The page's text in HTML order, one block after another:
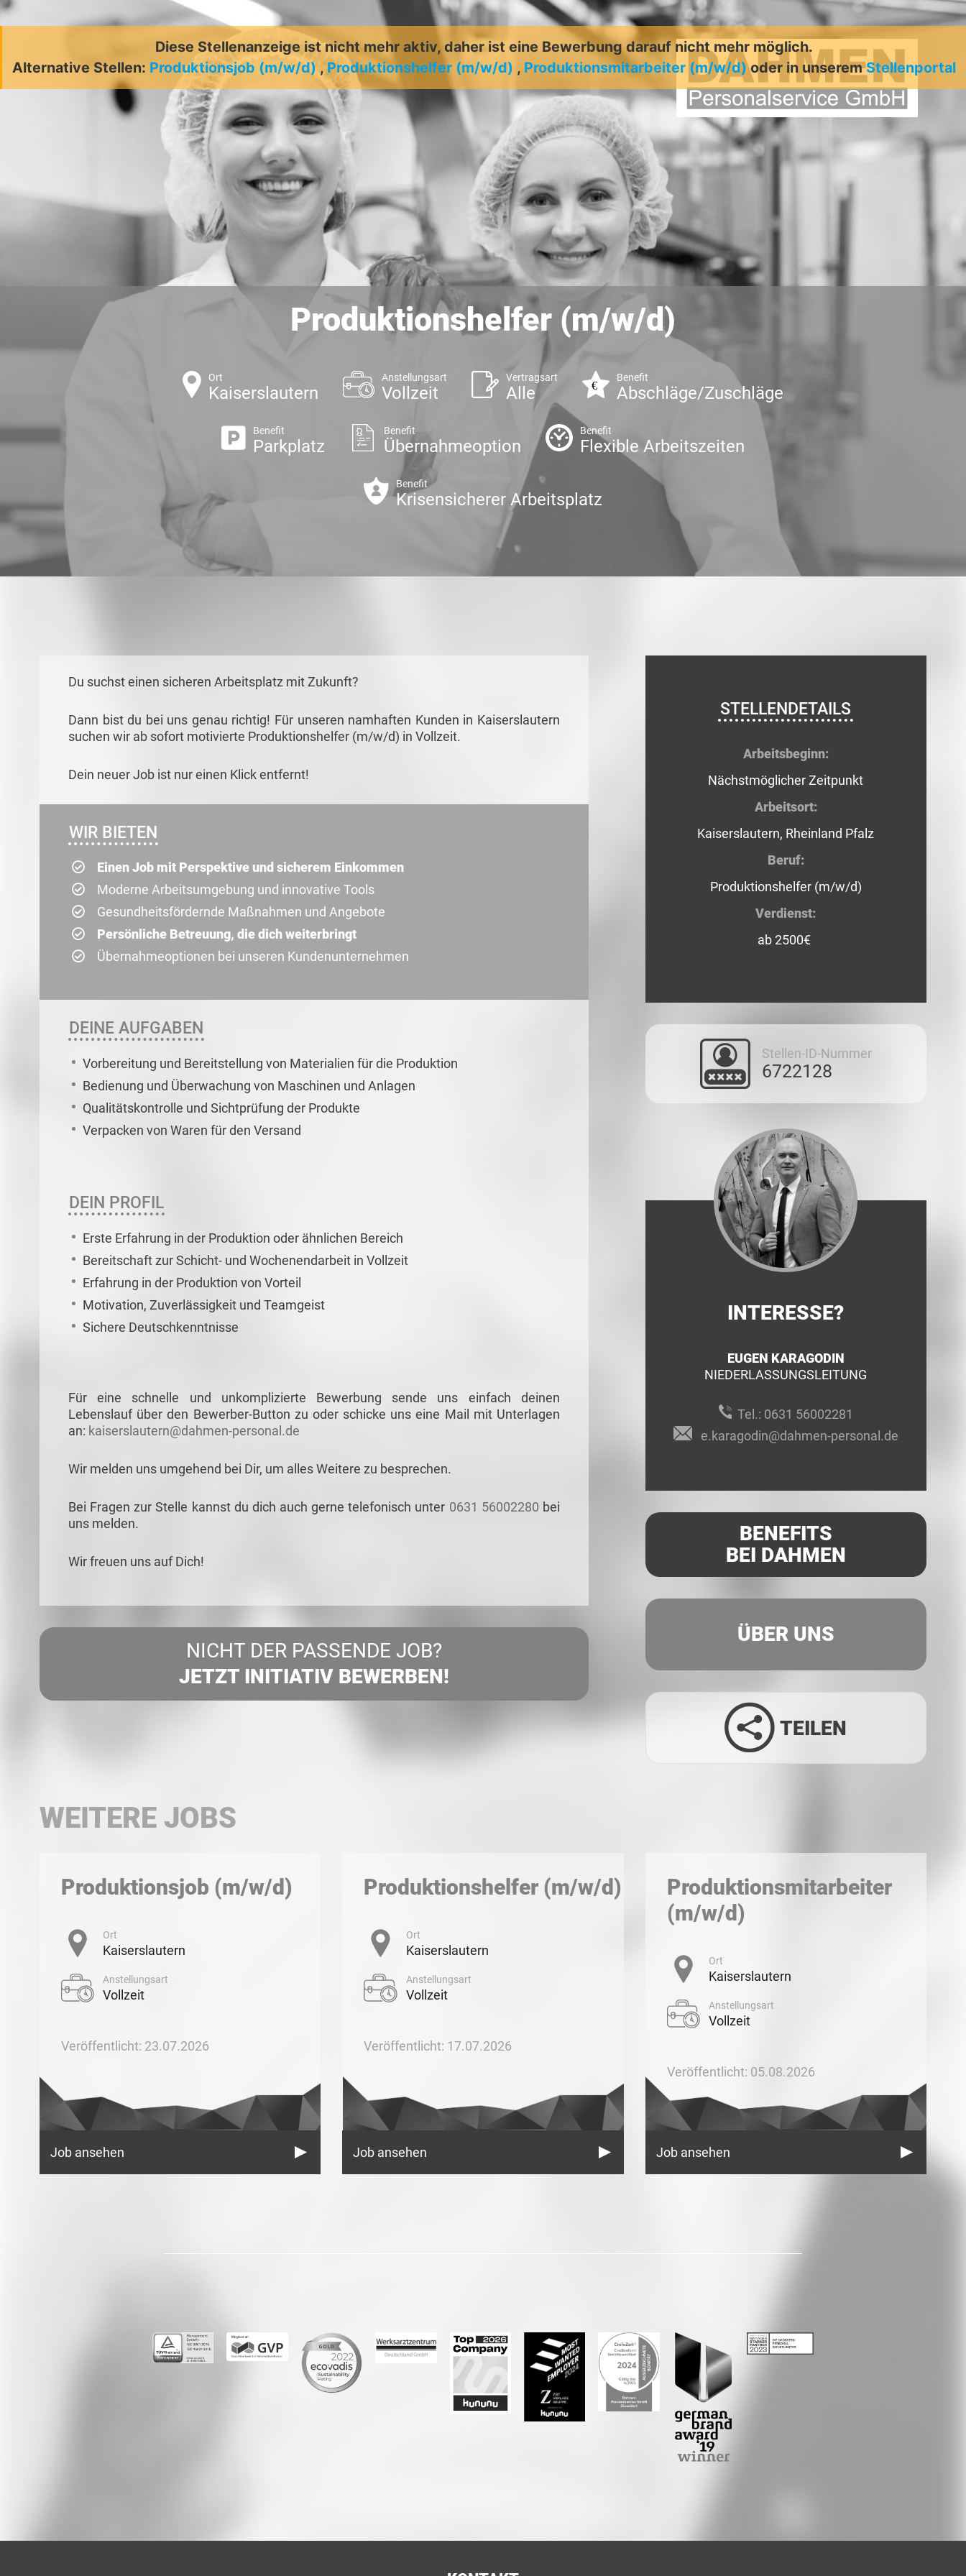
Diese Stellenanzeige ist nicht mehr aktiv, daher ist eine Bewerbung darauf nicht mehr möglich.
Alternative Stellen: Produktionsjob (m/w/d), Produktionshelfer (m/w/d) , Produktionsmitarbeiter (m/w/d) oder in unseremStellenportal
Produktionshelfer (m/w/d)
Ort
Kaiserslautern
Anstellungsart
Vollzeit
Vertragsart
Alle
Benefit
Abschläge/Zuschläge
Benefit
Parkplatz
Benefit
Übernahmeoption
Benefit
Flexible Arbeitszeiten
Benefit
Krisensicherer Arbeitsplatz
Du suchst einen sicheren Arbeitsplatz mit Zukunft?
Dann bist du bei uns genau richtig! Für unseren namhaften Kunden in Kaiserslautern
suchen wir ab sofort motivierte Produktionshelfer (m/w/d) in Vollzeit.
Dein neuer Job ist nur einen Klick entfernt!
WIR BIETEN
Einen Job mit Perspektive und sicherem Einkommen
Moderne Arbeitsumgebung und innovative Tools
Gesundheitsfördernde Maßnahmen und Angebote
Persönliche Betreuung, die dich weiterbringt
Übernahmeoptionen bei unseren Kundenunternehmen
DEINE AUFGABEN
Vorbereitung und Bereitstellung von Materialien für die Produktion
Bedienung und Überwachung von Maschinen und Anlagen
Qualitätskontrolle und Sichtprüfung der Produkte
Verpacken von Waren für den Versand
DEIN PROFIL
Erste Erfahrung in der Produktion oder ähnlichen Bereich
Bereitschaft zur Schicht- und Wochenendarbeit in Vollzeit
Erfahrung in der Produktion von Vorteil
Motivation, Zuverlässigkeit und Teamgeist
Sichere Deutschkenntnisse
Für eine schnelle und unkomplizierte Bewerbung sende uns einfach deinen
Lebenslauf über den Bewerber-Button zu oder schicke uns eine Mail mit Unterlagen
an: kaiserslautern@dahmen-personal.de
Wir melden uns umgehend bei Dir, um alles Weitere zu besprechen.
Bei Fragen zur Stelle kannst du dich auch gerne telefonisch unter 0631 56002280 bei
uns melden.
Wir freuen uns auf Dich!
NICHT DER PASSENDE JOB?
JETZT INITIATIV BEWERBEN!
STELLENDETAILS
Arbeitsbeginn:
Nächstmöglicher Zeitpunkt
Arbeitsort:
Kaiserslautern, Rheinland Pfalz
Beruf:
Produktionshelfer (m/w/d)
Verdienst:
ab 2500€
Stellen-ID-Nummer
6722128
INTERESSE?
EUGEN KARAGODIN
NIEDERLASSUNGSLEITUNG
Tel.: 0631 56002281
e.karagodin@dahmen-personal.de
BENEFITS
BEI DAHMEN
ÜBER UNS
E-Mail
TEILEN
WEITERE JOBS
Produktionsjob (m/w/d)
Ort
Kaiserslautern
Anstellungsart
Vollzeit
Veröffentlicht: 23.07.2026
Job ansehen
Produktionshelfer (m/w/d)
Ort
Kaiserslautern
Anstellungsart
Vollzeit
Veröffentlicht: 17.07.2026
Job ansehen
Produktionsmitarbeiter
(m/w/d)
Ort
Kaiserslautern
Anstellungsart
Vollzeit
Veröffentlicht: 05.08.2026
Job ansehen